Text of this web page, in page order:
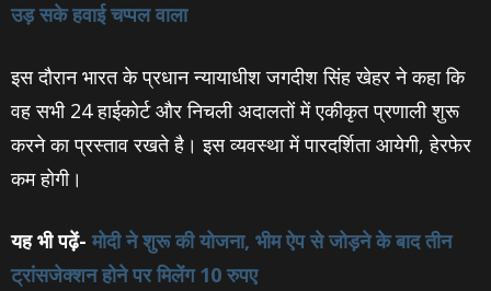
उड़ सके हवाई चप्‍पल वाला
इस दौरान भारत के प्रधान न्यायाधीश जगदीश सिंह खेहर ने कहा कि
वह सभी 24 हाईकोर्ट और निचली अदालतों में एकीकृत प्रणाली शुरू
करने का प्रस्ताव रखते है। इस व्यवस्था में पारदर्शिता आयेगी, हेरफेर
कम होगी।
यह भी पढ़ें- मोदी ने शुरू की योजना, भीम ऐप से जोड़ने के बाद तीन
ट्रांसजेक्शन होने पर मिलेंग 10 रुपए